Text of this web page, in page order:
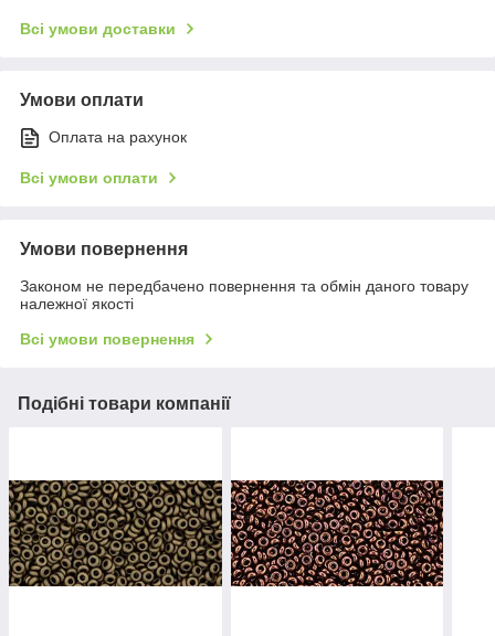
Всі умови доставки
Умови оплати
Оплата на рахунок
Всі умови оплати
Умови повернення
Законом не передбачено повернення та обмін даного товару
належної якості
Всі умови повернення
Подібні товари компанії